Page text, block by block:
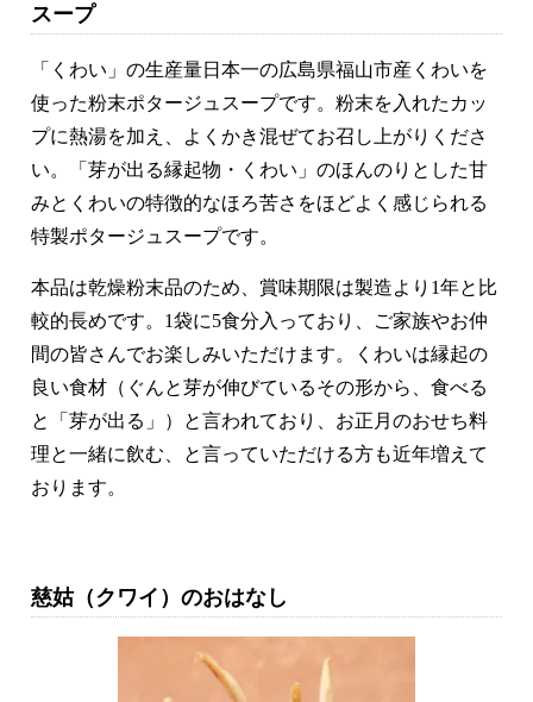
スープ
「くわい」の生産量日本一の広島県福山市産くわいを
使った粉末ポタージュスープです。粉末を入れたカッ
プに熱湯を加え、よくかき混ぜてお召し上がりくださ
い。「芽が出る縁起物・くわい」のほんのりとした甘
みとくわいの特徴的なほろ苦さをほどよく感じられる
特製ポタージュスープです。
本品は乾燥粉末品のため、賞味期限は製造より1年と比
較的長めです。1袋に5食分入っており、ご家族やお仲
間の皆さんでお楽しみいただけます。くわいは縁起の
良い食材（ぐんと芽が伸びているその形から、食べる
と「芽が出る」）と言われており、お正月のおせち料
理と一緒に飲む、と言っていただける方も近年増えて
おります。
慈姑（クワイ）のおはなし